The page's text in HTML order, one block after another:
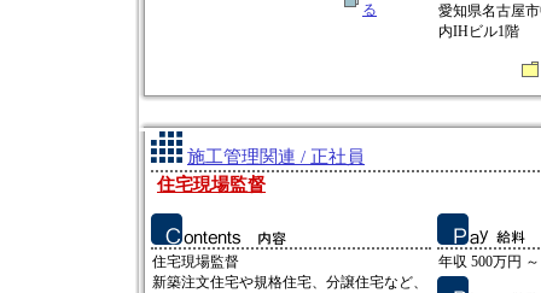
る
愛知県名古屋
内IHビル1階
施工管理関連 / 正社員
住宅現場監督
住宅現場監督
新築注文住宅や規格住宅、分譲住宅など、
年収 500万円